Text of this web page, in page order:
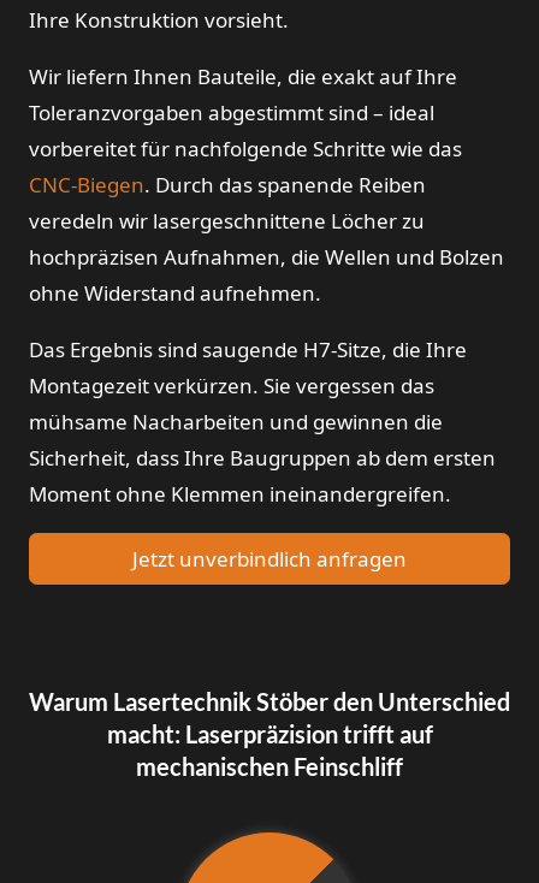
Ihre Konstruktion vorsieht.
Wir liefern Ihnen Bauteile, die exakt auf Ihre
Toleranzvorgaben abgestimmt sind – ideal
vorbereitet für nachfolgende Schritte wie das
CNC-Biegen. Durch das spanende Reiben
veredeln wir lasergeschnittene Löcher zu
hochpräzisen Aufnahmen, die Wellen und Bolzen
ohne Widerstand aufnehmen.
Das Ergebnis sind saugende H7-Sitze, die Ihre
Montagezeit verkürzen. Sie vergessen das
mühsame Nacharbeiten und gewinnen die
Sicherheit, dass Ihre Baugruppen ab dem ersten
Moment ohne Klemmen ineinandergreifen.
Jetzt unverbindlich anfragen
Warum Lasertechnik Stöber den Unterschied
macht: Laserpräzision trifft auf
mechanischen Feinschliff